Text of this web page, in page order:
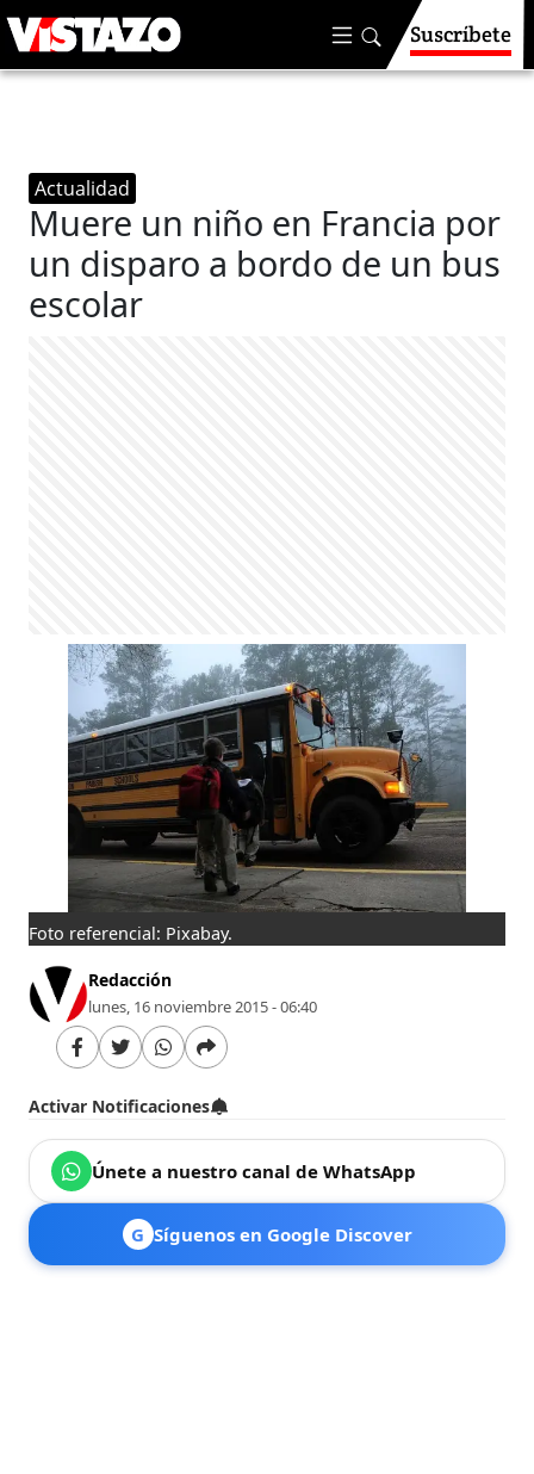
Suscríbete
Actualidad
Muere un niño en Francia por
un disparo a bordo de un bus
escolar
Foto referencial: Pixabay.
Redacción
lunes, 16 noviembre 2015 - 06:40
Activar Notificaciones
Únete a nuestro canal de WhatsApp
G Síguenos en Google Discover